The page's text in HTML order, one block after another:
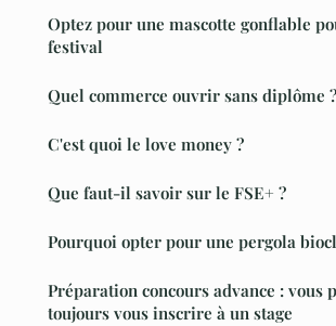
Optez pour une mascotte gonflable
festival
Quel commerce ouvrir sans diplôme ?
C'est quoi le love money ?
Que faut-il savoir sur le FSE+ ?
Pourquoi opter pour une pergola
Préparation concours advance : vous
toujours vous inscrire à un stage